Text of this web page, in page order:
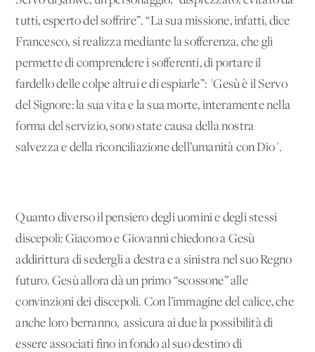
tutti, esperto del soffrire”. “La sua missione, infatti, dice
Francesco, si realizza mediante la sofferenza, che gli
permette di comprendere i sofferenti, di portare il
fardello delle colpe altrui e di espiarle”: "Gesù è il Servo
del Signore: la sua vita e la sua morte, interamente nella
forma del servizio, sono state causa della nostra
salvezza e della riconciliazione dell’umanità con Dio".
Quanto diverso il pensiero degli uomini e degli stessi
discepoli: Giacomo e Giovanni chiedono a Gesù
addirittura di sedergli a destra e a sinistra nel suo Regno
futuro. Gesù allora dà un primo “scossone” alle
convinzioni dei discepoli. Con l’immagine del calice, che
anche loro berranno, assicura ai due la possibilità di
essere associati fino in fondo al suo destino di